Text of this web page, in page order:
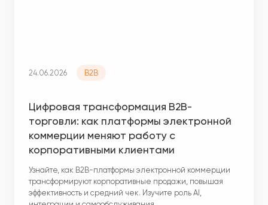
24.06.2026 B2B
Цифровая трансформация B2B-
торговли: как платформы электронной
коммерции меняют работу с
корпоративными клиентами
Узнайте, как B2B-платформы электронной коммерции
трансформируют корпоративные продажи, повышая
эффективность и средний чек. Изучите роль AI,